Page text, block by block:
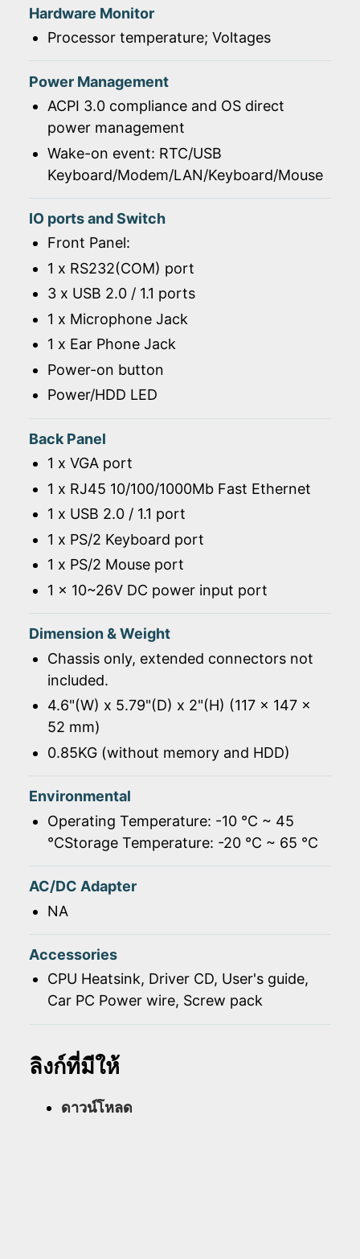
Hardware Monitor
Processor temperature; Voltages
Power Management
ACPI 3.0 compliance and OS direct
power management
Wake-on event: RTC/USB
Keyboard/Modem/LAN/Keyboard/Mouse
IO ports and Switch
Front Panel:
1 x RS232(COM) port
3 x USB 2.0 / 1.1 ports
1 x Microphone Jack
1 x Ear Phone Jack
Power-on button
Power/HDD LED
Back Panel
1 x VGA port
1 x RJ45 10/100/1000Mb Fast Ethernet
1 x USB 2.0 / 1.1 port
1 x PS/2 Keyboard port
1 x PS/2 Mouse port
1 x 10~26V DC power input port
Dimension & Weight
Chassis only, extended connectors not
included.
4.6"(W) x 5.79"(D) x 2"(H) (117 x 147 x
52 mm)
0.85KG (without memory and HDD)
Environmental
Operating Temperature: -10 ℃ ~ 45
℃Storage Temperature: -20 ℃ ~ 65 ℃
AC/DC Adapter
NA
Accessories
CPU Heatsink, Driver CD, User's guide,
Car PC Power wire, Screw pack
ลิงก์ที่มีให้
ดาวน์โหลด